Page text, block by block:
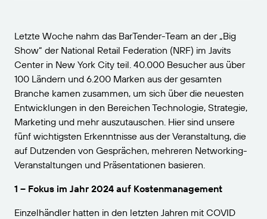
PRODUKT
Preise
Kostenlos testen
Technische Daten
Produktregistrierung
Print Connectors
Unterstützte Standards
Lösungsübersicht
Über uns
Karriere
Nachrichten
Reifegradmodell für Etikettierung und
Nachverfolgbarkeit
Letzte Woche nahm das BarTender-Team an der „Big
Show“ der National Retail Federation (NRF) im Javits
Center in New York City teil. 40.000 Besucher aus über
100 Ländern und 6.200 Marken aus der gesamten
Branche kamen zusammen, um sich über die neuesten
Entwicklungen in den Bereichen Technologie, Strategie,
Marketing und mehr auszutauschen. Hier sind unsere
fünf wichtigsten Erkenntnisse aus der Veranstaltung, die
auf Dutzenden von Gesprächen, mehreren Networking-
Veranstaltungen und Präsentationen basieren.
1 – Fokus im Jahr 2024 auf Kostenmanagement
Einzelhändler hatten in den letzten Jahren mit COVID